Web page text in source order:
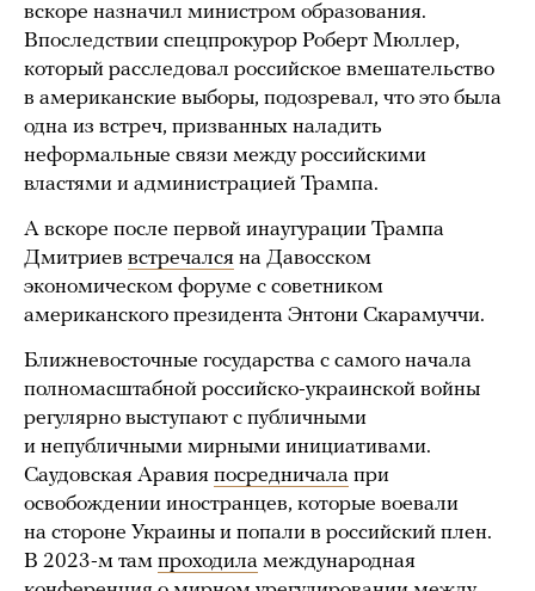
вскоре назначил министром образования.
Впоследствии спецпрокурор Роберт Мюллер,
который расследовал российское вмешательство
в американские выборы, подозревал, что это была
одна из встреч, призванных наладить
неформальные связи между российскими
властями и администрацией Трампа.
А вскоре после первой инаугурации Трампа
Дмитриев встречался на Давосском
экономическом форуме с советником
американского президента Энтони Скарамуччи.
Ближневосточные государства с самого начала
полномасштабной российско-украинской войны
регулярно выступают с публичными
и непубличными мирными инициативами.
Саудовская Аравия посредничала при
освобождении иностранцев, которые воевали
на стороне Украины и попали в российский плен.
В 2023-м там проходила международная